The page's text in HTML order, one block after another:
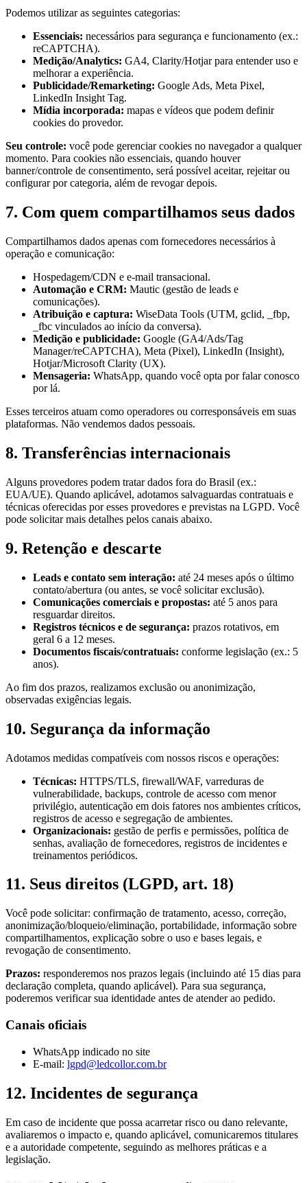
Podemos utilizar as seguintes categorias:
Essenciais: necessários para segurança e funcionamento (ex.:
reCAPTCHA).
Medição/Analytics: GA4, Clarity/Hotjar para entender uso e
melhorar a experiência.
Publicidade/Remarketing: Google Ads, Meta Pixel,
LinkedIn Insight Tag.
Mídia incorporada: mapas e vídeos que podem definir
cookies do provedor.
Seu controle: você pode gerenciar cookies no navegador a qualquer
momento. Para cookies não essenciais, quando houver
banner/controle de consentimento, será possível aceitar, rejeitar ou
configurar por categoria, além de revogar depois.
7. Com quem compartilhamos seus dados
Compartilhamos dados apenas com fornecedores necessários à
operação e comunicação:
Hospedagem/CDN e e-mail transacional.
Automação e CRM: Mautic (gestão de leads e
comunicações).
Atribuição e captura: WiseData Tools (UTM, gclid, _fbp,
_fbc vinculados ao início da conversa).
Medição e publicidade: Google (GA4/Ads/Tag
Manager/reCAPTCHA), Meta (Pixel), LinkedIn (Insight),
Hotjar/Microsoft Clarity (UX).
Mensageria: WhatsApp, quando você opta por falar conosco
por lá.
Esses terceiros atuam como operadores ou corresponsáveis em suas
plataformas. Não vendemos dados pessoais.
8. Transferências internacionais
Alguns provedores podem tratar dados fora do Brasil (ex.:
EUA/UE). Quando aplicável, adotamos salvaguardas contratuais e
técnicas oferecidas por esses provedores e previstas na LGPD. Você
pode solicitar mais detalhes pelos canais abaixo.
9. Retenção e descarte
Leads e contato sem interação: até 24 meses após o último
contato/abertura (ou antes, se você solicitar exclusão).
Comunicações comerciais e propostas: até 5 anos para
resguardar direitos.
Registros técnicos e de segurança: prazos rotativos, em
geral 6 a 12 meses.
Documentos fiscais/contratuais: conforme legislação (ex.: 5
anos).
Ao fim dos prazos, realizamos exclusão ou anonimização,
observadas exigências legais.
10. Segurança da informação
Adotamos medidas compatíveis com nossos riscos e operações:
Técnicas: HTTPS/TLS, firewall/WAF, varreduras de
vulnerabilidade, backups, controle de acesso com menor
privilégio, autenticação em dois fatores nos ambientes críticos,
registros de acesso e segregação de ambientes.
Organizacionais: gestão de perfis e permissões, política de
senhas, avaliação de fornecedores, registros de incidentes e
treinamentos periódicos.
11. Seus direitos (LGPD, art. 18)
Você pode solicitar: confirmação de tratamento, acesso, correção,
anonimização/bloqueio/eliminação, portabilidade, informação sobre
compartilhamentos, explicação sobre o uso e bases legais, e
revogação de consentimento.
Prazos: responderemos nos prazos legais (incluindo até 15 dias para
declaração completa, quando aplicável). Para sua segurança,
poderemos verificar sua identidade antes de atender ao pedido.
Canais oficiais
WhatsApp indicado no site
E-mail: lgpd@ledcollor.com.br
12. Incidentes de segurança
Em caso de incidente que possa acarretar risco ou dano relevante,
avaliaremos o impacto e, quando aplicável, comunicaremos titulares
e a autoridade competente, seguindo as melhores práticas e a
legislação.